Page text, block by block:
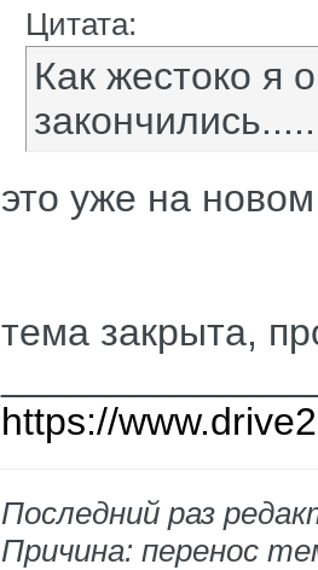
Цитата:
Как жестоко я
закончились.....
это уже на
тема закрыта,
https://
Последний раз
Причина: перенос